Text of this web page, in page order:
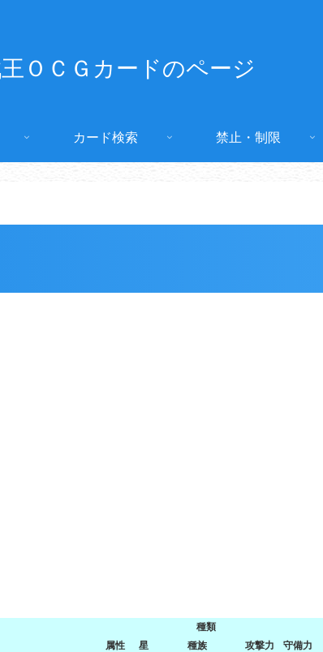
ＯＣＧカードのページ
カード検索 禁止・制限
種類
属性
星 種族 攻撃力 守備力